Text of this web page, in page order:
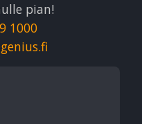
pian!
1000